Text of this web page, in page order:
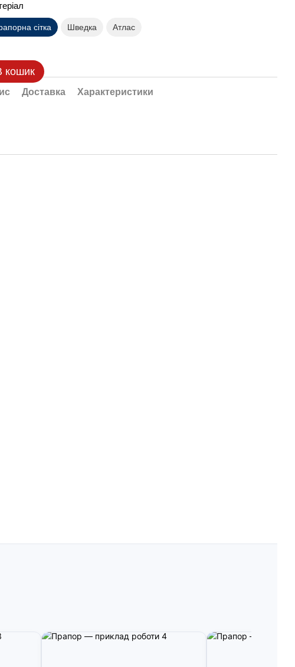
сітка Шведка Атлас
кошик
Доставка Характеристики